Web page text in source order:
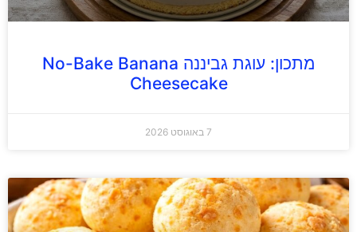
מתכון: עוגת גביננה No-Bake Banana
Cheesecake
7 באוגוסט 2026